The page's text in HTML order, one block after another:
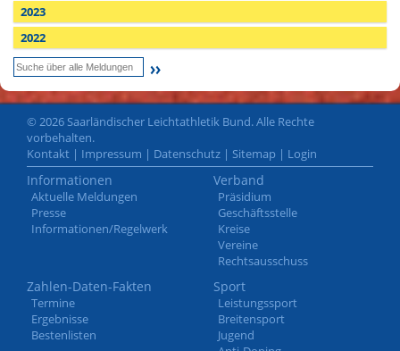
2023
2022
© 2026 Saarländischer Leichtathletik Bund. Alle Rechte
vorbehalten.
Kontakt | Impressum | Datenschutz | Sitemap | Login
Informationen
Aktuelle Meldungen
Presse
Informationen/Regelwerk
Verband
Präsidium
Geschäftsstelle
Kreise
Vereine
Rechtsausschuss
Zahlen-Daten-Fakten
Termine
Ergebnisse
Bestenlisten
Sport
Leistungssport
Breitensport
Jugend